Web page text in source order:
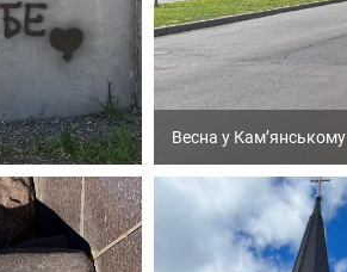
Весна у Кам’янському